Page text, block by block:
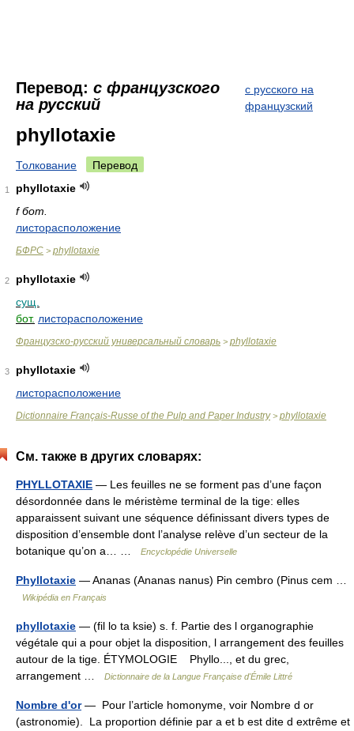
Перевод: с французского
на русский
с русского на
французский
phyllotaxie
Толкование Перевод
1
phyllotaxie
f бот.
листорасположение
БФРС > phyllotaxie
2
phyllotaxie
сущ.
бот. листорасположение
Французско-русский универсальный словарь > phyllotaxie
3
phyllotaxie
листорасположение
Dictionnaire Français-Russe of the Pulp and Paper Industry> phyllotaxie
См. также в других словарях:
PHYLLOTAXIE — Les feuilles ne se forment pas d’une façon
désordonnée dans le méristème terminal de la tige: elles
apparaissent suivant une séquence définissant divers types de
disposition d’ensemble dont l’analyse relève d’un secteur de la
botanique qu’on a… …
Encyclopédie Universelle
Phyllotaxie — Ananas (Ananas nanus) Pin cembro (Pinus cem …
Wikipédia en Français
phyllotaxie — (fil lo ta ksie) s. f. Partie des l organographie
végétale qui a pour objet la disposition, l arrangement des feuilles
autour de la tige. ÉTYMOLOGIE Phyllo..., et du grec,
arrangement …
Dictionnaire de la Langue Française d'Émile Littré
Nombre d'or— Pour l’article homonyme, voir Nombre d or
(astronomie). La proportion définie par a et b est dite d extrême et